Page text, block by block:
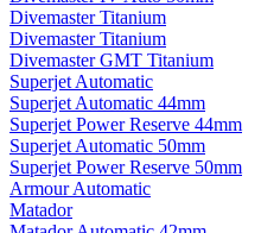
Divemaster Titanium
Divemaster Titanium
Divemaster GMT Titanium
Superjet Automatic
Superjet Automatic 44mm
Superjet Power Reserve 44mm
Superjet Automatic 50mm
Superjet Power Reserve 50mm
Armour Automatic
Matador